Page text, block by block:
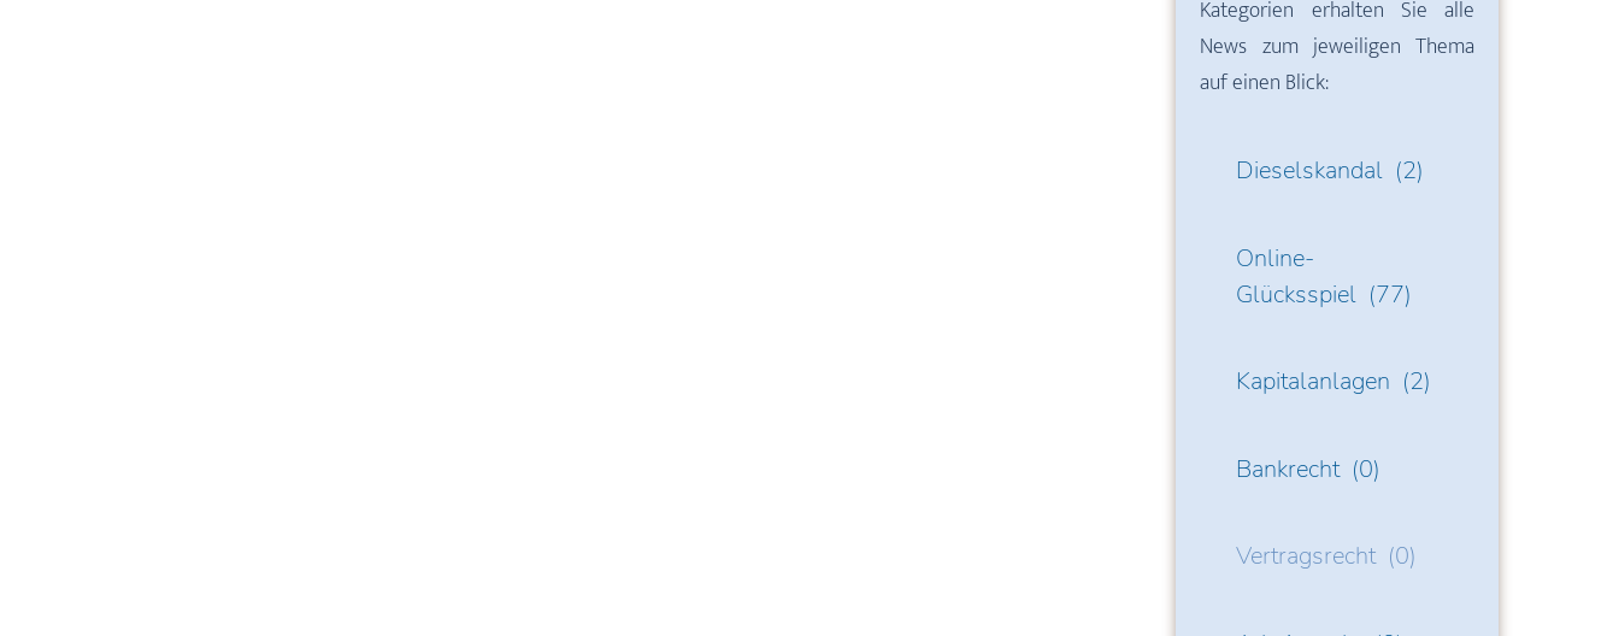
Kategorien erhalten Sie alle
News zum jeweiligen Thema
auf einen Blick:
Dieselskandal (2)
Online-
Glücksspiel (77)
Kapitalanlagen (2)
Bankrecht (0)
Vertragsrecht (0)